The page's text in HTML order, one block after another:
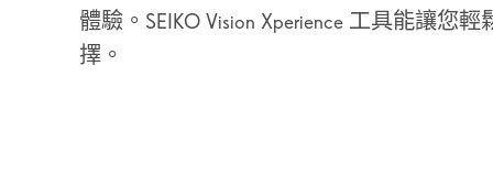
體驗。SEIKO Vision Xperience 工具能讓您
擇。